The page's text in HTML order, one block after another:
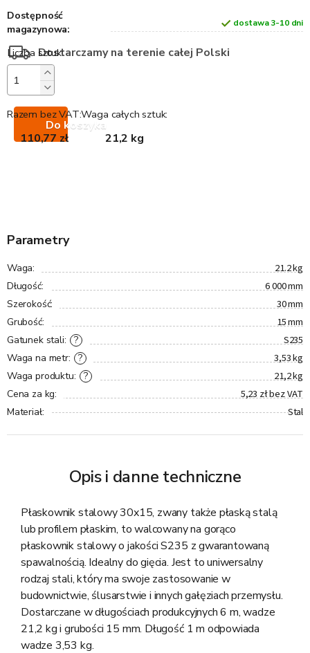
Dostępność
magazynowa:
dostawa 3-10 dni
Dostarczamy na terenie całej Polski
Do koszyka
Waga całych sztuk:
21,2 kg
Razem bez VAT:
110,77 zł
Parametry
Waga: 21.2 kg
Długość: 6 000 mm
Szerokość: 30 mm
Grubość: 15 mm
?
Gatunek stali: S235
?
Waga na metr: 3,53 kg
?
Waga produktu: 21,2 kg
Cena za kg: 5,23 zł bez VAT
Materiał: Stal
Opis i danne techniczne
Płaskownik stalowy 30x15, zwany także płaską stalą
lub profilem płaskim, to walcowany na gorąco
płaskownik stalowy o jakości S235 z gwarantowaną
spawalnością. Idealny do gięcia. Jest to uniwersalny
rodzaj stali, który ma swoje zastosowanie w
budownictwie, ślusarstwie i innych gałęziach przemysłu.
Dostarczane w długościach produkcyjnych 6 m, wadze
21,2 kg i grubości 15 mm. Długość 1 m odpowiada
wadze 3,53 kg.